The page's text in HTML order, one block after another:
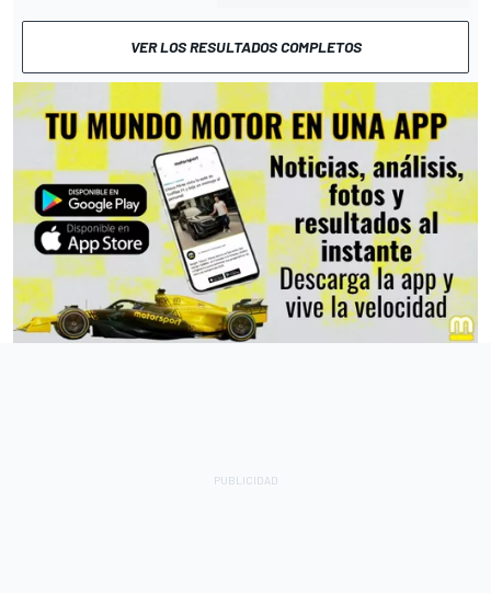
VER LOS RESULTADOS COMPLETOS